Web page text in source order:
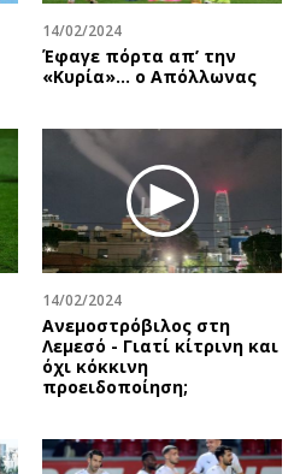
14/02/2024
Έφαγε πόρτα απ’ την
«Κυρία»… ο Απόλλωνας
14/02/2024
Ανεμοστρόβιλος στη
Λεμεσό - Γιατί κίτρινη και
όχι κόκκινη
προειδοποίηση;